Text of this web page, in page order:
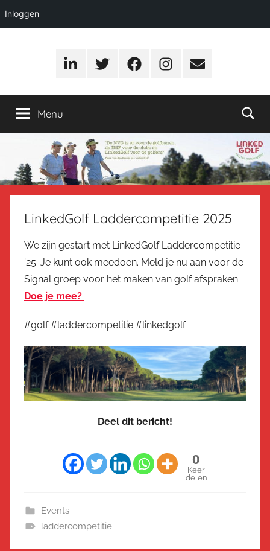
Inloggen
LinkedGolf
van,
voor
door
golfers
LinkedInTwitter FacebookInstagram
E-
Menu
LinkedGolf Laddercompetitie 2025
We zijn gestart met LinkedGolf Laddercompetitie
’25. Je kunt ook meedoen. Meld je nu aan voor de
Signal groep voor het maken van golf afspraken.
Doe je mee?
#golf #laddercompetitie #linkedgolf
Deel dit bericht!
0
Keer
delen
Events
laddercompetitie